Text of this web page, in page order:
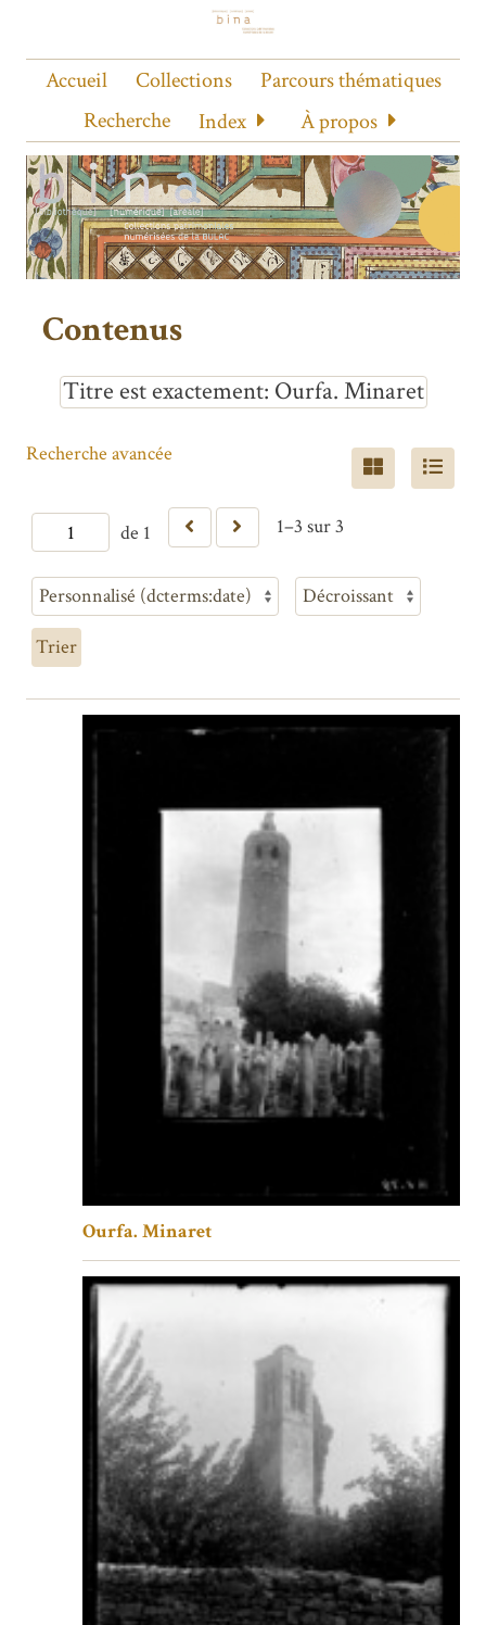
Accueil Collections
Parcours thématiques
Recherche
Index À propos
Contenus
Titre est exactement Ourfa. Minaret
de 1 1–3 sur 3
Recherche avancée
Trier
Ourfa. Minaret